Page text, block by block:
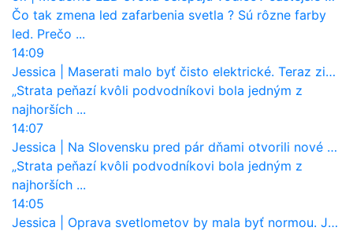
Čo tak zmena led zafarbenia svetla ? Sú rôzne farby
led. Prečo ...
14:09
Jessica
Maserati malo byť čisto elektrické. Teraz zisťuje, že potrebuje nový osemvalcový motor
„Strata peňazí kvôli podvodníkovi bola jedným z
najhorších ...
14:07
Jessica
Na Slovensku pred pár dňami otvorili nové mosty, ktoré to sú?
„Strata peňazí kvôli podvodníkovi bola jedným z
najhorších ...
14:05
Jessica
Oprava svetlometov by mala byť normou. Jeden nový dnes stojí priemerne 1251 eur!